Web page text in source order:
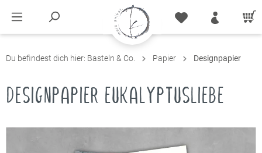
Du befindest dich hier: Basteln & Co. Papier Designpapier
DESIGNPAPIER EUKALYPTUSLIEBE